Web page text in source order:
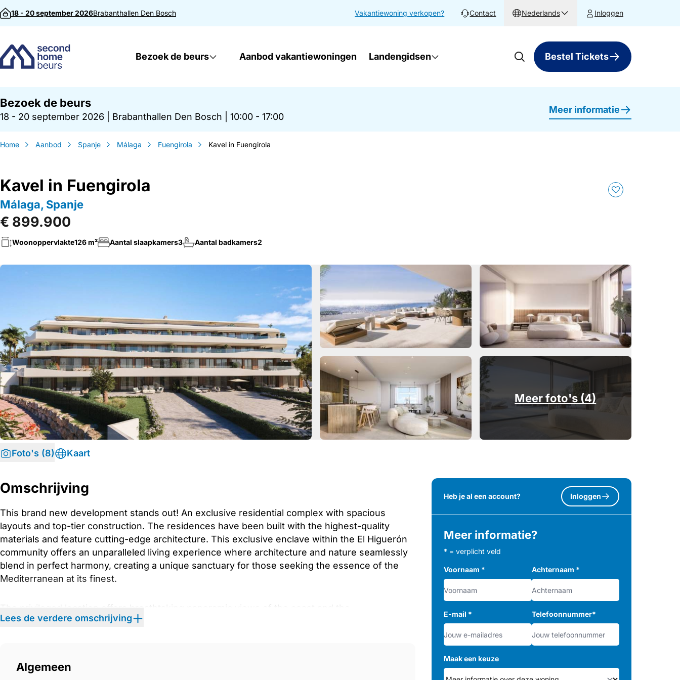
Direct naar inhoud
18 - 20 september 2026Brabanthallen Den Bosch Vakantiewoning verkopen? Contact Nederlands Inloggen
Bezoek de beurs Aanbod vakantiewoningen Landengidsen Bestel Tickets
Bezoek de beurs
18 - 20 september 2026 Brabanthallen Den Bosch 10:00 - 17:00
Meer informatie
Home Aanbod Spanje Málaga Fuengirola Kavel in Fuengirola
Kavel in Fuengirola
Málaga, Spanje
€ 899.900
Woonoppervlakte126 m² Aantal slaapkamers3 Aantal badkamers2
Meer foto's (4)
Foto's (8) Kaart
Omschrijving
This brand new development stands out! An exclusive residential complex with spacious
layouts and top-tier construction. The residences have been built with the highest-quality
materials and feature cutting-edge architecture. This exclusive enclave within the El Higuerón
community offers an unparalleled living experience where architecture and nature seamlessly
blend in perfect harmony, creating a unique sanctuary for those seeking the essence of the
Mediterranean at its finest.
Mediterranean Sea, which can be enjoyed from the spacious private terraces that complement
and enriching experience.
Lees de verdere omschrijving
Algemeen
Heb je al een account? Inloggen
Meer informatie?
* = verplicht veld
Voornaam * Achternaam *
E-mail * Telefoonnummer*
Maak een keuze